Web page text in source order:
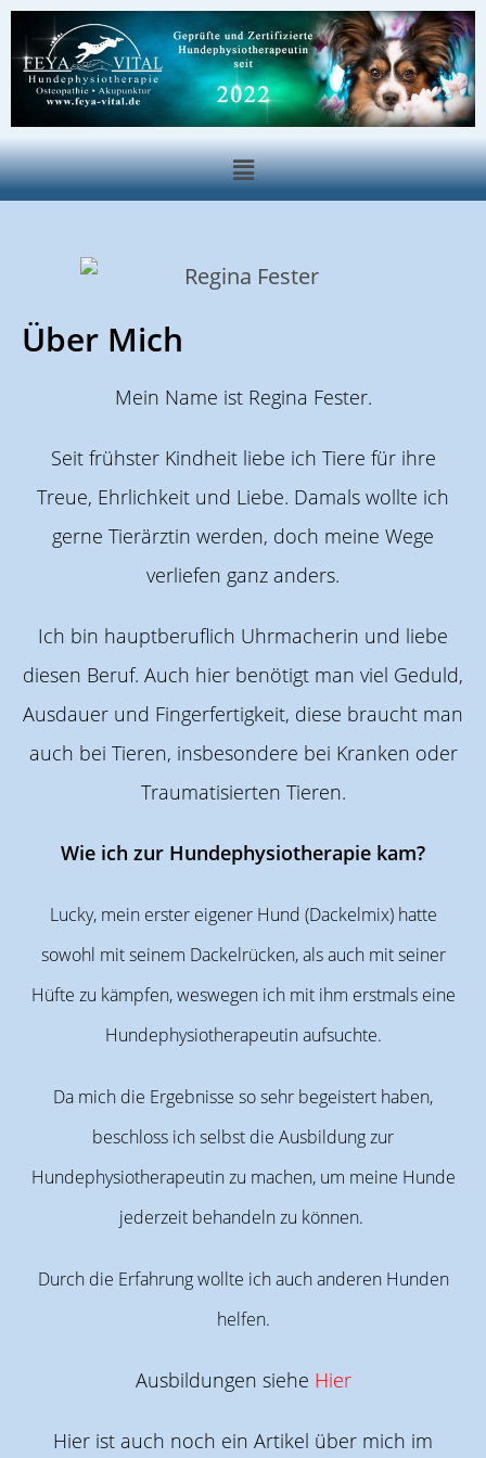
Über Mich
Mein Name ist Regina Fester.
Seit frühster Kindheit liebe ich Tiere für ihre
Treue, Ehrlichkeit und Liebe. Damals wollte ich
gerne Tierärztin werden, doch meine Wege
verliefen ganz anders.
Ich bin hauptberuflich Uhrmacherin und liebe
diesen Beruf. Auch hier benötigt man viel Geduld,
Ausdauer und Fingerfertigkeit, diese braucht man
auch bei Tieren, insbesondere bei Kranken oder
Traumatisierten Tieren.
Wie ich zur Hundephysiotherapie kam?
Lucky, mein erster eigener Hund (Dackelmix) hatte
sowohl mit seinem Dackelrücken, als auch mit seiner
Hüfte zu kämpfen, weswegen ich mit ihm erstmals eine
Hundephysiotherapeutin aufsuchte.
Da mich die Ergebnisse so sehr begeistert haben,
beschloss ich selbst die Ausbildung zur
Hundephysiotherapeutin zu machen, um meine Hunde
jederzeit behandeln zu können.
Durch die Erfahrung wollte ich auch anderen Hunden
helfen.
Ausbildungen siehe Hier
Hier ist auch noch ein Artikel über mich im